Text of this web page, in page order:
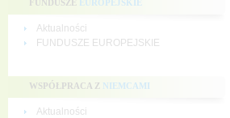
FUNDUSZE EUROPEJSKIE
Aktualności
FUNDUSZE EUROPEJSKIE
WSPÓŁPRACA Z NIEMCAMI
Aktualności